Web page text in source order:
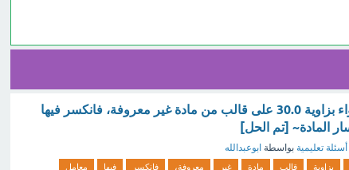
سقط شعاع ضوئي في الهواء بزاوية 30.0 على قالب من مادة غير معروفة، فانكسر فيها
أسئلة تعليمية بواسطة ابوعبدالله
بزاوية قالب مادة غير معروفة، فانكسر فيها
معامل